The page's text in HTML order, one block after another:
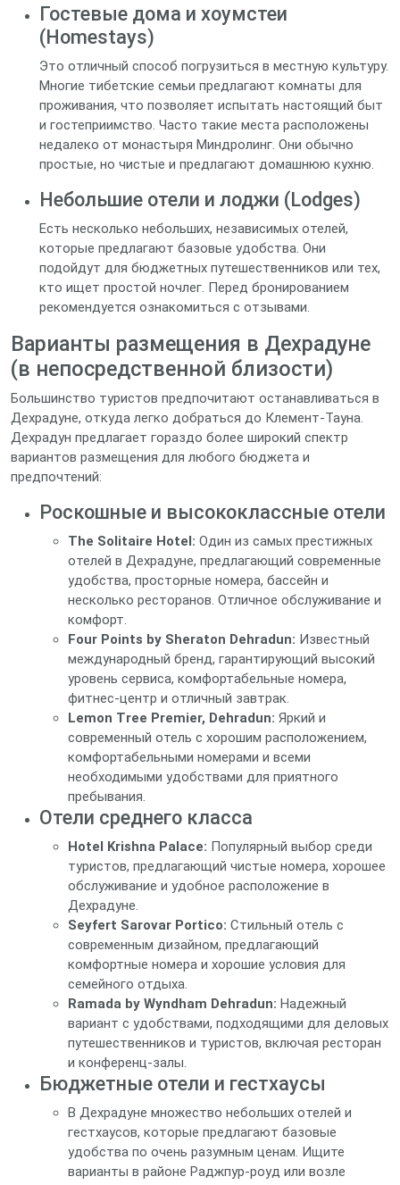
Гостевые дома и хоумстеи
(Homestays)
Это отличный способ погрузиться в местную культуру.
Многие тибетские семьи предлагают комнаты для
проживания, что позволяет испытать настоящий быт
и гостеприимство. Часто такие места расположены
недалеко от монастыря Миндролинг. Они обычно
простые, но чистые и предлагают домашнюю кухню.
Небольшие отели и лоджи (Lodges)
Есть несколько небольших, независимых отелей,
которые предлагают базовые удобства. Они
подойдут для бюджетных путешественников или тех,
кто ищет простой ночлег. Перед бронированием
рекомендуется ознакомиться с отзывами.
Варианты размещения в Дехрадуне
(в непосредственной близости)
Большинство туристов предпочитают останавливаться в
Дехрадуне, откуда легко добраться до Клемент-Тауна.
Дехрадун предлагает гораздо более широкий спектр
вариантов размещения для любого бюджета и
предпочтений:
Роскошные и высококлассные отели
The Solitaire Hotel: Один из самых престижных
отелей в Дехрадуне, предлагающий современные
удобства, просторные номера, бассейн и
несколько ресторанов. Отличное обслуживание и
комфорт.
Four Points by Sheraton Dehradun: Известный
международный бренд, гарантирующий высокий
уровень сервиса, комфортабельные номера,
фитнес-центр и отличный завтрак.
Lemon Tree Premier, Dehradun: Яркий и
современный отель с хорошим расположением,
комфортабельными номерами и всеми
необходимыми удобствами для приятного
пребывания.
Отели среднего класса
Hotel Krishna Palace: Популярный выбор среди
туристов, предлагающий чистые номера, хорошее
обслуживание и удобное расположение в
Дехрадуне.
Seyfert Sarovar Portico: Стильный отель с
современным дизайном, предлагающий
комфортные номера и хорошие условия для
семейного отдыха.
Ramada by Wyndham Dehradun: Надежный
вариант с удобствами, подходящими для деловых
путешественников и туристов, включая ресторан
и конференц-залы.
Бюджетные отели и гестхаусы
В Дехрадуне множество небольших отелей и
гестхаусов, которые предлагают базовые
удобства по очень разумным ценам. Ищите
варианты в районе Раджпур-роуд или возле